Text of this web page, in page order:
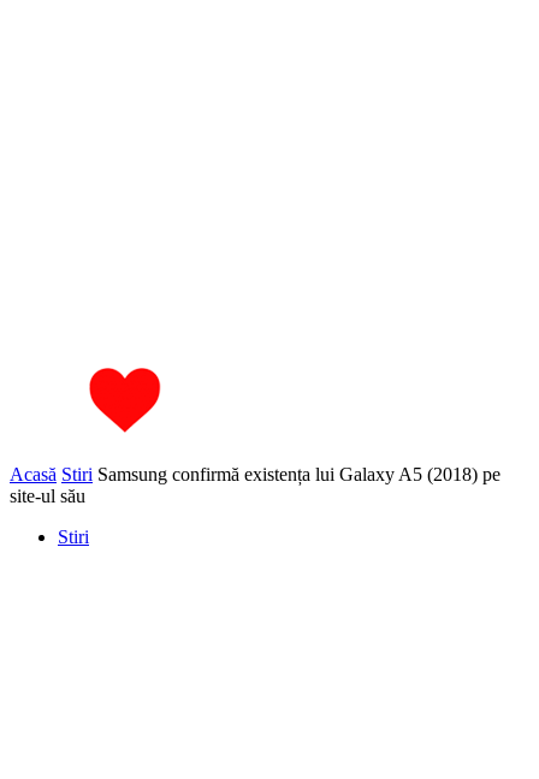
Acasă Stiri Samsung confirmă existența lui Galaxy A5 (2018) pe
site-ul său
Stiri